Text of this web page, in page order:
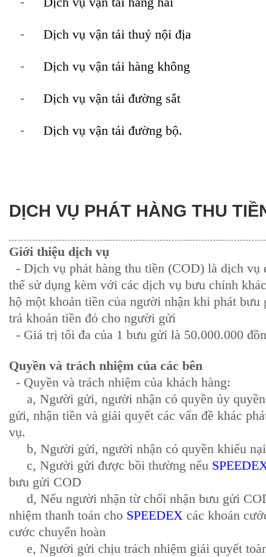
- Dịch vụ vận tải thuỷ nội địa
- Dịch vụ vận tải hàng không
- Dịch vụ vận tải đường sắt
- Dịch vụ vận tải đường bộ.
DỊCH VỤ PHÁT HÀNG THU
Giới thiệu dịch vụ
- Dịch vụ phát hàng thu tiền (COD) là dịch vụ
thể sử dụng kèm với các dịch vụ bưu chính
hộ một khoản tiền của người nhận khi phát bưu
trả khoản tiền đó cho người gửi
- Giá trị tối đa của 1 bưu gửi là 50.000.000
Quyền và trách nhiệm của các bên
- Quyền và trách nhiệm của khách hàng:
a, Người gửi, người nhận có quyền ủy
gửi, nhận tiền và giải quyết các vấn đề khác
vụ.
b, Người gửi, người nhận có quyền khiếu
c, Người gửi được bồi thường nếu
bưu gửi COD
d, Nếu người nhận từ chối nhận bưu gửi
nhiệm thanh toán cho SPEEDEX các khoản
cước chuyển hoàn
e, Người gửi chịu trách nhiệm giải quyết